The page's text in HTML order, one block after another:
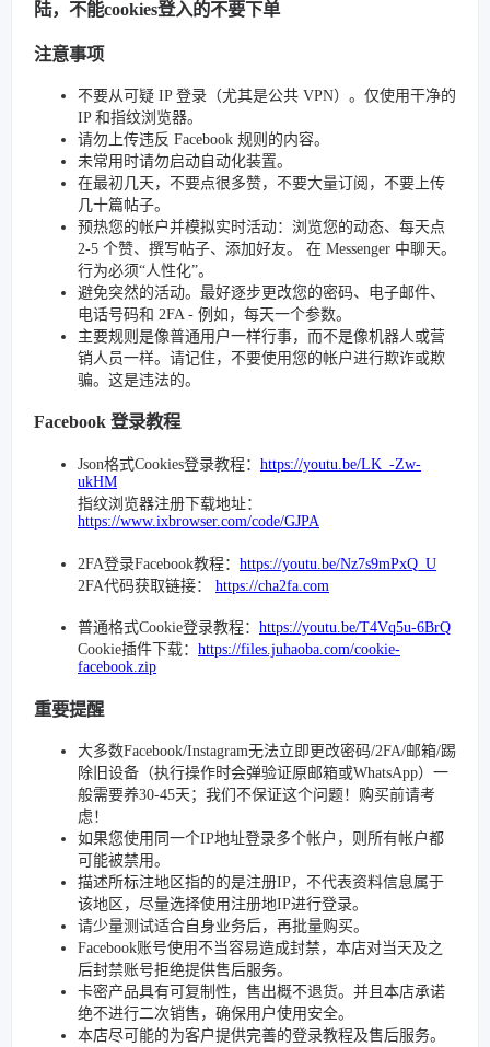
陆，不能cookies登入的不要下单
注意事项
不要从可疑 IP 登录（尤其是公共 VPN）。仅使用干净的
IP 和指纹浏览器。
请勿上传违反 Facebook 规则的内容。
未常用时请勿启动自动化装置。
在最初几天，不要点很多赞，不要大量订阅，不要上传
几十篇帖子。
预热您的帐户并模拟实时活动：浏览您的动态、每天点
2-5 个赞、撰写帖子、添加好友。 在 Messenger 中聊天。
行为必须“人性化”。
避免突然的活动。最好逐步更改您的密码、电子邮件、
电话号码和 2FA - 例如，每天一个参数。
主要规则是像普通用户一样行事，而不是像机器人或营
销人员一样。请记住，不要使用您的帐户进行欺诈或欺
骗。这是违法的。
Facebook 登录教程
Json格式Cookies登录教程： https://youtu.be/LK_-Zw-
ukHM
指纹浏览器注册下载地址：
https://www.ixbrowser.com/code/GJPA
2FA登录Facebook教程： https://youtu.be/Nz7s9mPxQ_U
2FA代码获取链接： https://cha2fa.com
普通格式Cookie登录教程： https://youtu.be/T4Vq5u-6BrQ
Cookie插件下载： https://files.juhaoba.com/cookie-
facebook.zip
重要提醒
大多数Facebook/Instagram无法立即更改密码/2FA/邮箱/踢
除旧设备（执行操作时会弹验证原邮箱或WhatsApp）一
般需要养30-45天；我们不保证这个问题！购买前请考
虑！
如果您使用同一个IP地址登录多个帐户，则所有帐户都
可能被禁用。
描述所标注地区指的的是注册IP，不代表资料信息属于
该地区，尽量选择使用注册地IP进行登录。
请少量测试适合自身业务后，再批量购买。
Facebook账号使用不当容易造成封禁，本店对当天及之
后封禁账号拒绝提供售后服务。
卡密产品具有可复制性，售出概不退货。并且本店承诺
绝不进行二次销售，确保用户使用安全。
本店尽可能的为客户提供完善的登录教程及售后服务。